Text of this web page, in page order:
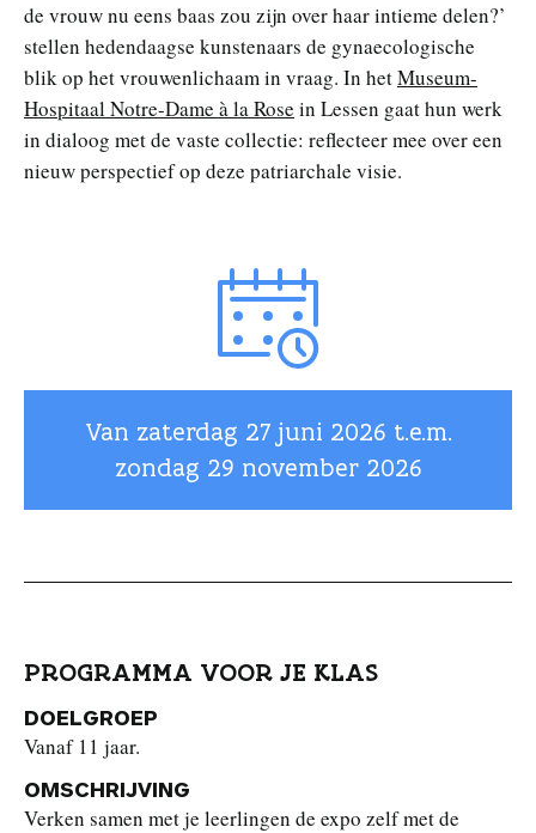
de vrouw nu eens baas zou zijn over haar intieme delen?’
stellen hedendaagse kunstenaars de gynaecologische
blik op het vrouwenlichaam in vraag. In hetMuseum-
Hospitaal Notre-Dame à la Rose in Lessen gaat hun werk
in dialoog met de vaste collectie: reflecteer mee over een
nieuw perspectief op deze patriarchale visie.
Van zaterdag 27 juni 2026 t.e.m.
zondag 29 november 2026
PROGRAMMA VOOR JE KLAS
DOELGROEP
Vanaf 11 jaar.
OMSCHRIJVING
Verken samen met je leerlingen de expo zelf met de